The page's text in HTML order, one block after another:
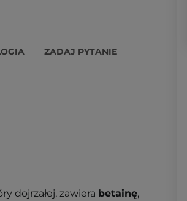
ZADAJ PYTANIE
dojrzałej, zawiera betainę,